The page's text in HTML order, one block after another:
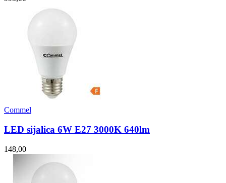
Commel
LED sijalica 6W E27 3000K 640lm
148,00